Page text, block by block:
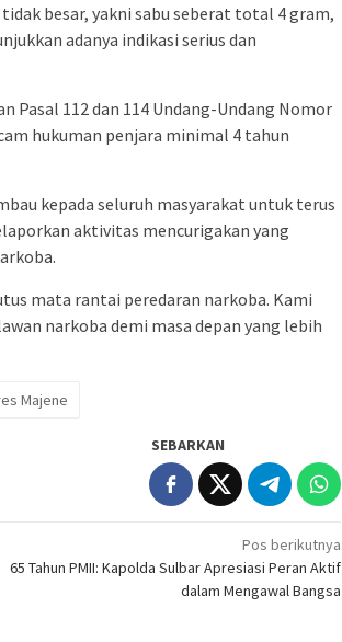
besar, yakni sabu seberat total 4 gram,
adanya indikasi serius dan
Pasal 112 dan 114 Undang-Undang Nomor
hukuman penjara minimal 4 tahun
kepada seluruh masyarakat untuk terus
aktivitas mencurigakan yang
mata rantai peredaran narkoba. Kami
narkoba demi masa depan yang lebih
Majene
SEBARKAN
Pos berikutnya
65 Tahun PMII: Kapolda Sulbar Apresiasi Peran Aktif
dalam Mengawal Bangsa